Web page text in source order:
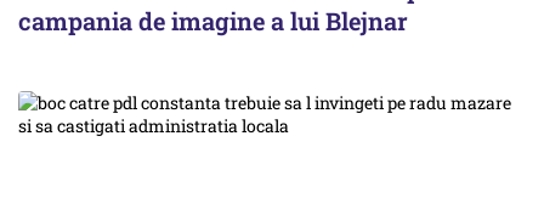
campania de imagine a lui Blejnar